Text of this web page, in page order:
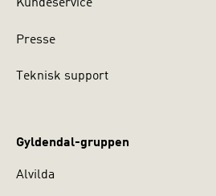
Kundeservice
Presse
Teknisk support
Gyldendal-gruppen
Alvilda